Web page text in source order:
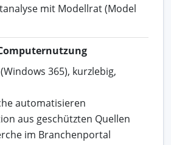
mit Modellrat (Model
365), kurzlebig,
automatisieren
aus geschützten Quellen
im Branchenportal